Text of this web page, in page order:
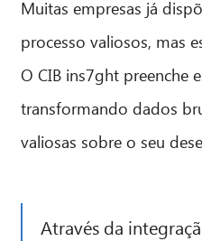
Muitas empresas já
processo valiosos, mas
O CIB ins7ght preenche
transformando dados
valiosas sobre o seu
Através da